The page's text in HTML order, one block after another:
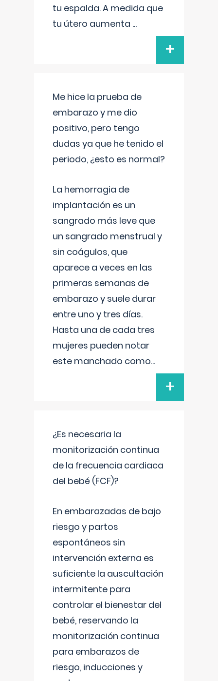
tu espalda. A medida que
tu útero aumenta ...
+
Me hice la prueba de
embarazo y me dio
positivo, pero tengo
dudas ya que he tenido el
periodo, ¿esto es normal?
La hemorragia de
implantación es un
sangrado más leve que
un sangrado menstrual y
sin coágulos, que
aparece a veces en las
primeras semanas de
embarazo y suele durar
entre uno y tres días.
Hasta una de cada tres
mujeres pueden notar
este manchado como...
+
¿Es necesaria la
monitorización continua
de la frecuencia cardiaca
del bebé (FCF)?
En embarazadas de bajo
riesgo y partos
espontáneos sin
intervención externa es
suficiente la auscultación
intermitente para
controlar el bienestar del
bebé, reservando la
monitorización continua
para embarazos de
riesgo, inducciones y